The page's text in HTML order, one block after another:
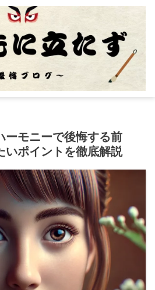
ーモニーで後悔する前
いポイントを徹底解説